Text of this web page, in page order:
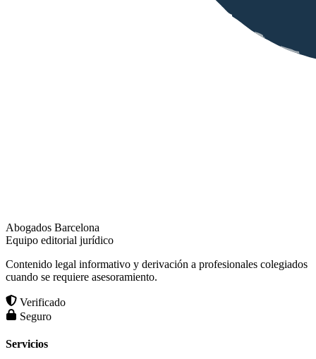
Abogados Barcelona
Equipo editorial jurídico
Contenido legal informativo y derivación a profesionales colegiados
cuando se requiere asesoramiento.
Verificado
Seguro
Servicios